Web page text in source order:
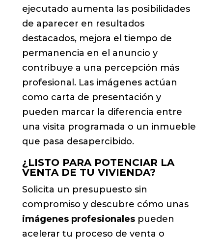
ejecutado aumenta las posibilidades
de aparecer en resultados
destacados, mejora el tiempo de
permanencia en el anuncio y
contribuye a una percepción más
profesional. Las imágenes actúan
como carta de presentación y
pueden marcar la diferencia entre
una visita programada o un inmueble
que pasa desapercibido.
¿LISTO PARA POTENCIAR LA
VENTA DE TU VIVIENDA?
Solicita un presupuesto sin
compromiso y descubre cómo unas
imágenes profesionalespueden
acelerar tu proceso de venta o